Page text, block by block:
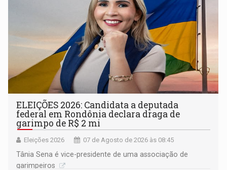
ELEIÇÕES 2026: Candidata a deputada
federal em Rondônia declara draga de
garimpo de R$ 2 mi
Eleições 2026 07 de Agosto de 2026 às 08:45
Tânia Sena é vice-presidente de uma associação de
garimpeiros